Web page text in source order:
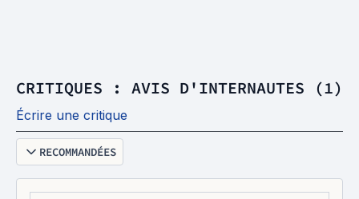
CRITIQUES : AVIS D'INTERNAUTES (1)
Écrire une critique
RECOMMANDÉES